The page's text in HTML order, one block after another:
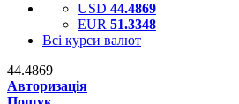
USD 44.4869
EUR 51.3348
Всі курси валют
44.4869
Авторизація